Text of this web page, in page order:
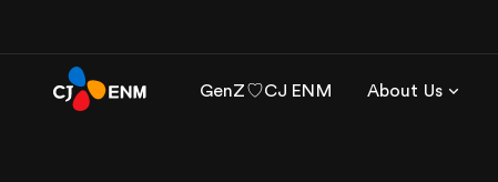
GenZ♡CJ ENM About Us